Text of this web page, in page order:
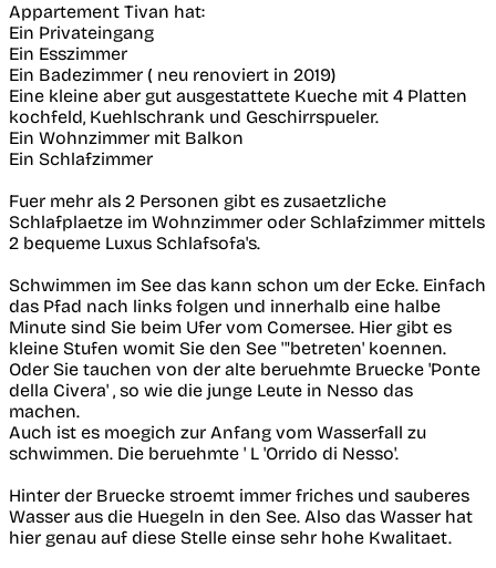
Appartement Tivan hat:
Ein Privateingang
Ein Esszimmer
Ein Badezimmer ( neu renoviert in 2019)
Eine kleine aber gut ausgestattete Kueche mit 4 Platten
kochfeld, Kuehlschrank und Geschirrspueler.
Ein Wohnzimmer mit Balkon
Ein Schlafzimmer
Fuer mehr als 2 Personen gibt es zusaetzliche
Schlafplaetze im Wohnzimmer oder Schlafzimmer mittels
2 bequeme Luxus Schlafsofa's.
Schwimmen im See das kann schon um der Ecke. Einfach
das Pfad nach links folgen und innerhalb eine halbe
Minute sind Sie beim Ufer vom Comersee. Hier gibt es
kleine Stufen womit Sie den See '"betreten' koennen.
Oder Sie tauchen von der alte beruehmte Bruecke 'Ponte
della Civera' , so wie die junge Leute in Nesso das
machen.
Auch ist es moegich zur Anfang vom Wasserfall zu
schwimmen. Die beruehmte ' L 'Orrido di Nesso'.
Hinter der Bruecke stroemt immer friches und sauberes
Wasser aus die Huegeln in den See. Also das Wasser hat
hier genau auf diese Stelle einse sehr hohe Kwalitaet.